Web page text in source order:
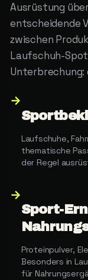
Ausrüstung
entscheidende
zwischen
Laufschuh-
→
Laufschuhe,
thematische
der Regel
→
Sport-
Proteinpulver,
Besonders in
für